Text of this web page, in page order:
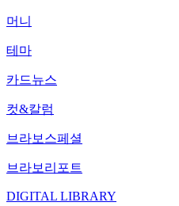
머니
테마
카드뉴스
컷&칼럼
브라보스페셜
브라보리포트
DIGITAL LIBRARY